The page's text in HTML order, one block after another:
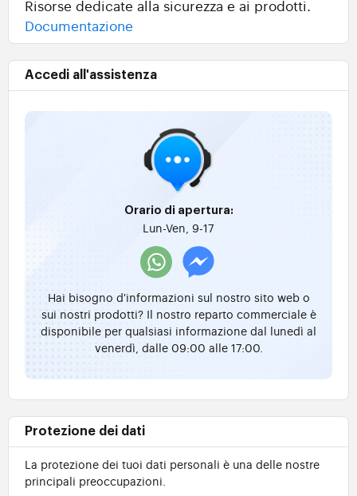
Risorse dedicate alla sicurezza e ai prodotti.
Documentazione
Accedi all'assistenza
Orario di apertura:
Lun-Ven, 9-17
Hai bisogno d'informazioni sul nostro sito web o
sui nostri prodotti? Il nostro reparto commerciale è
disponibile per qualsiasi informazione dal lunedì al
venerdì, dalle 09:00 alle 17:00.
Protezione dei dati
La protezione dei tuoi dati personali è una delle nostre
principali preoccupazioni.